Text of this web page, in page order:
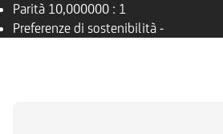
Parità 10,000000 : 1
Preferenze di sostenibilità -